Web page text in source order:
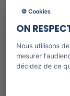
Besoin d'aide
Nos services
🍪 Cookies
ON
Nous utilisons
mesurer
décidez de ce